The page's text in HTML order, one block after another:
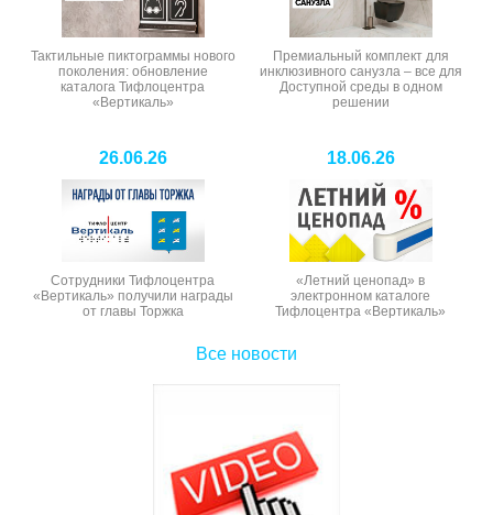
Тактильные пиктограммы нового
поколения: обновление
каталога Тифлоцентра
«Вертикаль»
Премиальный комплект для
инклюзивного санузла – все для
Доступной среды в одном
решении
26.06.26
Сотрудники Тифлоцентра
«Вертикаль» получили награды
от главы Торжка
18.06.26
«Летний ценопад» в
электронном каталоге
Тифлоцентра «Вертикаль»
Все новости